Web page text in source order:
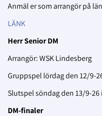
Anmäl er som arrangör på
LÄNK
Herr Senior DM
Arrangör: WSK Lindesberg
Gruppspel lördag den 12/9-
Slutspel söndag den 13/9-26
DM-finaler